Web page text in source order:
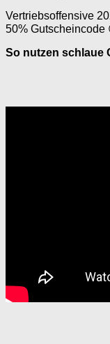
Vertriebsoffensive
50% Gutscheincode
So nutzen schlaue